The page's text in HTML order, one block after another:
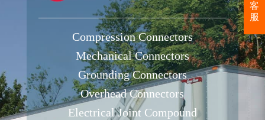
Compression Connectors
Mechanical Connectors
Grounding Connectors
Overhead Connectors
Electrical Joint Compound
客
服